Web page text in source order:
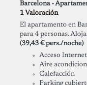
Barcelona -
1 Valoración
El apartamento en
para 4 personas.
(39,43 € pers./noche)
Acceso Internet
Aire
Calefacción
Parking